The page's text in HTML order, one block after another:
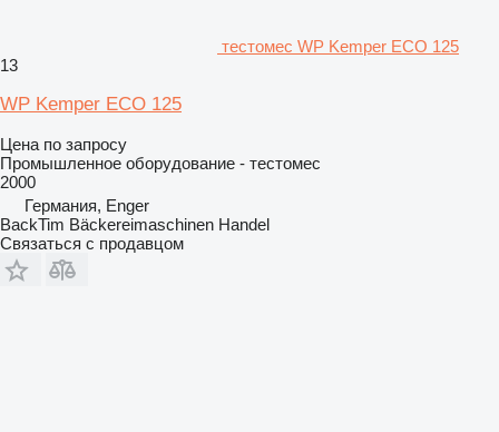
тестомес WP Kemper ECO 125
13
WP Kemper ECO 125
Цена по запросу
Промышленное оборудование - тестомес
2000
Германия, Enger
BackTim Bäckereimaschinen Handel
Связаться с продавцом